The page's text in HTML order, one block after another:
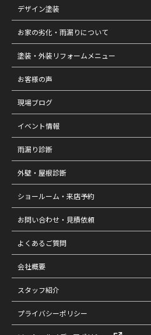
デザイン塗装
お家の劣化・雨漏りについて
塗装・外装リフォームメニュー
お客様の声
現場ブログ
イベント情報
雨漏り診断
外壁・屋根診断
ショールーム・来店予約
お問い合わせ・見積依頼
よくあるご質問
会社概要
スタッフ紹介
プライバシーポリシー